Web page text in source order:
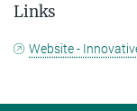
Links
Website -